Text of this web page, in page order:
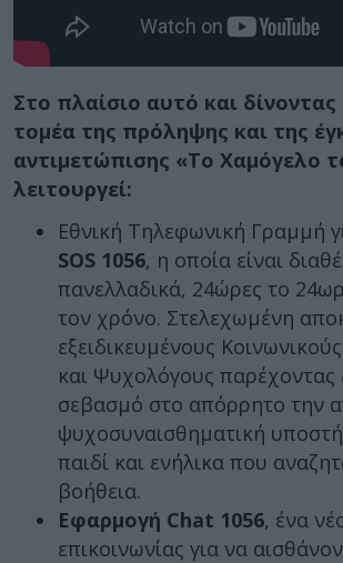
Στο πλαίσιο αυτό και
τομέα της πρόληψης και της
αντιμετώπισης «Το Χαμόγελο
λειτουργεί:
Εθνική Τηλεφωνική Γραμμή
SOS 1056, η οποία είναι
πανελλαδικά, 24ώρες το
τον χρόνο. Στελεχωμένη
εξειδικευμένους
και Ψυχολόγους παρέχοντας
σεβασμό στο απόρρητο την
ψυχοσυναισθηματική
παιδί και ενήλικα που
βοήθεια.
Εφαρμογή Chat 1056, ένα
επικοινωνίας για να